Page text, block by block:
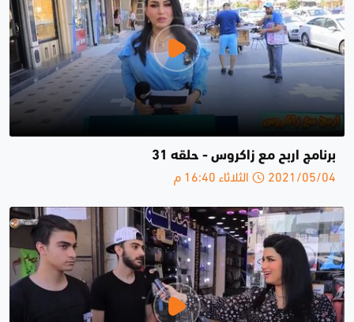
برنامج اربح مع زاكروس - حلقە 31
2021/05/04 الثلاثاء 16:40 م